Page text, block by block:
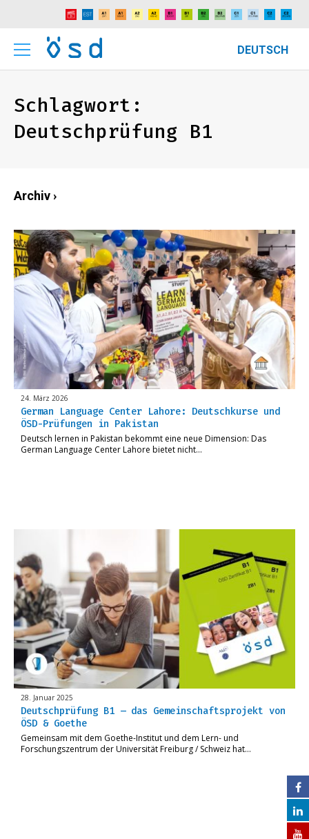
DEUTSCH
Schlagwort:
Deutschprüfung B1
Archiv
24. März 2026
German Language Center Lahore: Deutschkurse und
ÖSD-Prüfungen in Pakistan
Deutsch lernen in Pakistan bekommt eine neue Dimension: Das
German Language Center Lahore bietet nicht…
28. Januar 2025
Deutschprüfung B1 – das Gemeinschaftsprojekt von
ÖSD & Goethe
Gemeinsam mit dem Goethe-Institut und dem Lern- und
Forschungszentrum der Universität Freiburg / Schweiz hat…